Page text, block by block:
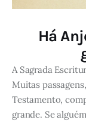
Há
A Sagrada
Muitas
Testamento,
grande. Se